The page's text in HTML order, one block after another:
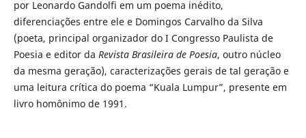
por Leonardo Gandolfi em um poema inédito,
diferenciações entre ele e Domingos Carvalho da Silva
(poeta, principal organizador do I Congresso Paulista de
Poesia e editor da Revista Brasileira de Poesia, outro núcleo
da mesma geração), caracterizações gerais de tal geração e
uma leitura crítica do poema “Kuala Lumpur”, presente em
livro homônimo de 1991.